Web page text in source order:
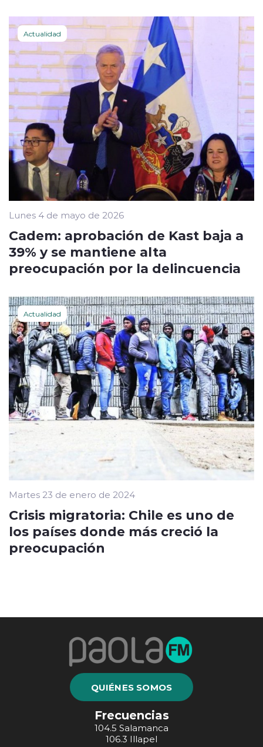
Actualidad
Lunes 4 de mayo de 2026
Cadem: aprobación de Kast baja a
39% y se mantiene alta
preocupación por la delincuencia
Actualidad
Martes 23 de enero de 2024
Crisis migratoria: Chile es uno de
los países donde más creció la
preocupación
QUIÉNES SOMOS
Frecuencias
104.5 Salamanca
106.3 Illapel